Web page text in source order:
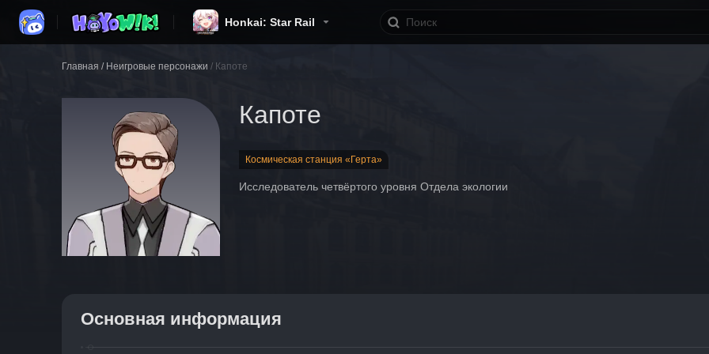
Honkai: Star Rail
Главная / Неигровые персонажи / Капоте
Капоте
Космическая станция «Герта»
Исследователь четвёртого уровня Отдела экологии
Основная информация